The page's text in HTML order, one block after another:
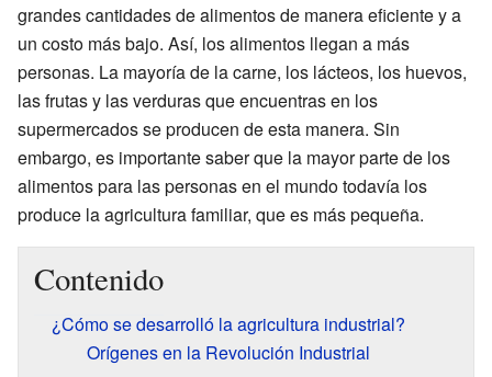
grandes cantidades de alimentos de manera eficiente y a
un costo más bajo. Así, los alimentos llegan a más
personas. La mayoría de la carne, los lácteos, los huevos,
las frutas y las verduras que encuentras en los
supermercados se producen de esta manera. Sin
embargo, es importante saber que la mayor parte de los
alimentos para las personas en el mundo todavía los
produce la agricultura familiar, que es más pequeña.
Contenido
¿Cómo se desarrolló la agricultura industrial?
Orígenes en la Revolución Industrial